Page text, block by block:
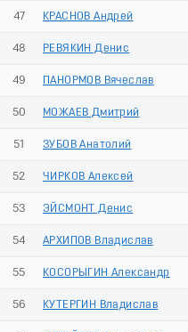
47 КРАСНОВ Андрей
48 РЕВЯКИН Денис
49 ПАНОРМОВ Вячеслав
50 МОЖАЕВ Дмитрий
51 ЗУБОВ Анатолий
52 ЧИРКОВ Алексей
53 ЭЙСМОНТ Денис
54 АРХИПОВ Владислав
55 КОСОРЫГИН Александр
56 КУТЕРГИН Владислав